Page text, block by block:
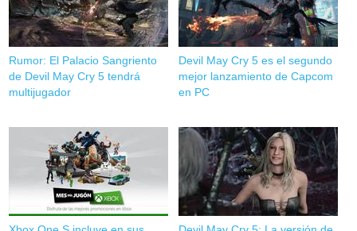
Rumor: El Palacio Sangriento
de Devil May Cry 5 tendrá
multijugador
Devil May Cry 5 es el segundo
mejor lanzamiento de Capcom
en PC